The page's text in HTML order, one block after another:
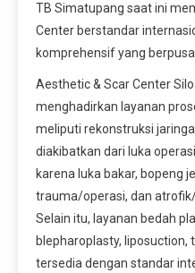
TB Simatupang saat ini
Center berstandar
komprehensif yang
Aesthetic & Scar Center
menghadirkan layanan
meliputi rekonstruksi
diakibatkan dari luka
karena luka bakar, bopeng
trauma/operasi, dan
Selain itu, layanan bedah
blepharoplasty, liposuction,
tersedia dengan standar